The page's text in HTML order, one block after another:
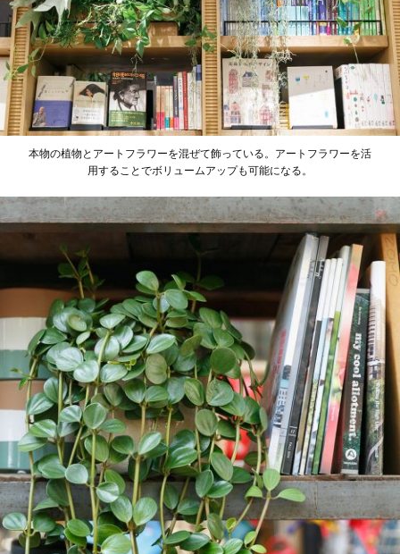
本物の植物とアートフラワーを混ぜて飾っている。アートフラワーを活
用することでボリュームアップも可能になる。